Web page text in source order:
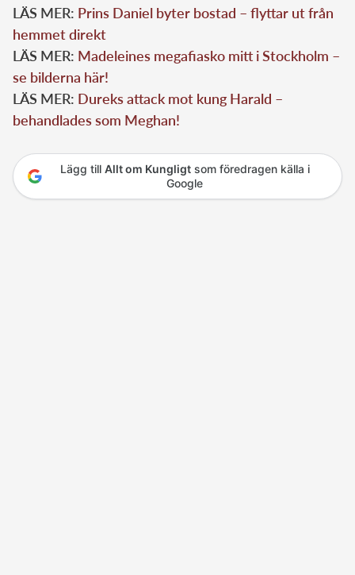
LÄS MER: Prins Daniel byter bostad – flyttar ut från
hemmet direkt
LÄS MER: Madeleines megafiasko mitt i Stockholm –
se bilderna här!
LÄS MER: Dureks attack mot kung Harald –
behandlades som Meghan!
Lägg till Allt om Kungligtsom föredragen källa i
Google